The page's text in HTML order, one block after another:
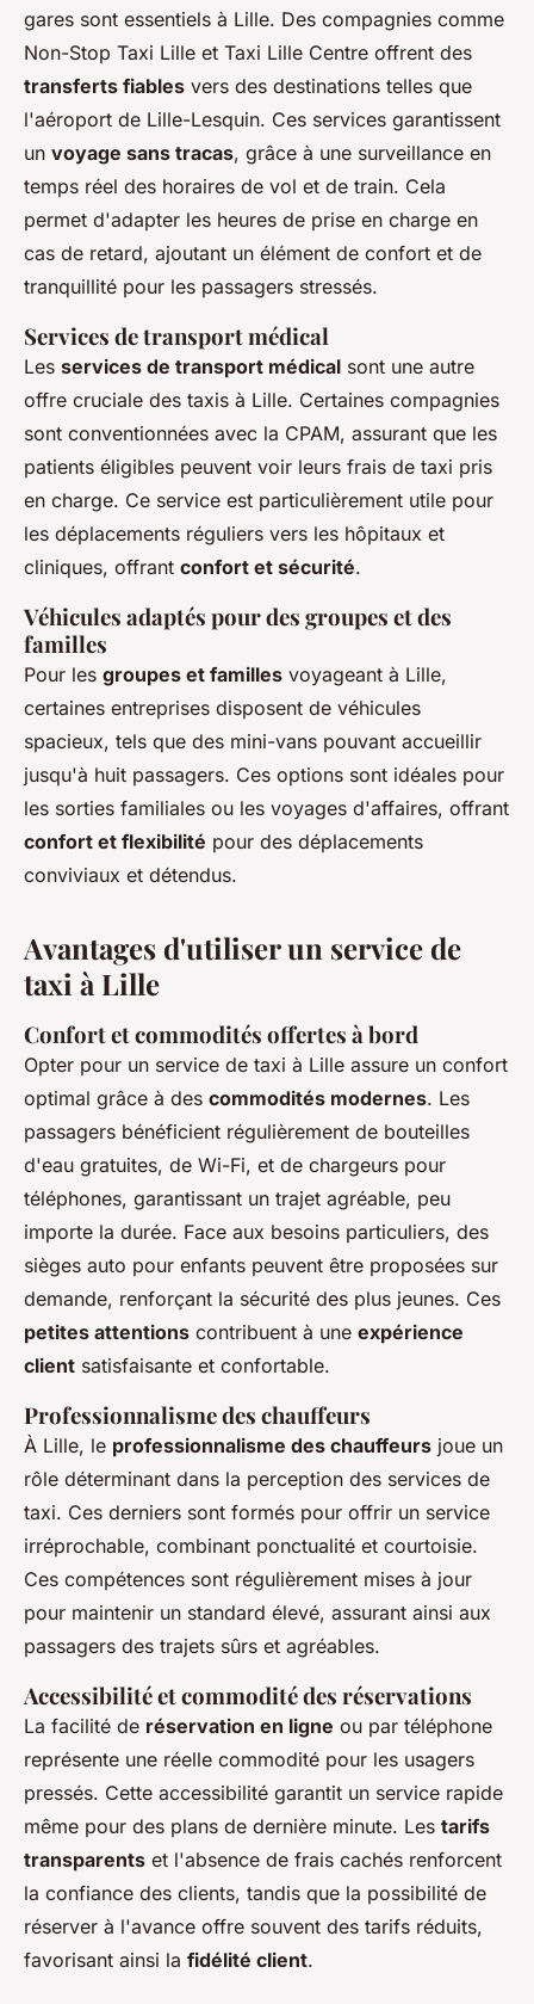
gares sont essentiels à Lille. Des compagnies comme
Non-Stop Taxi Lille et Taxi Lille Centre offrent des
transferts fiables vers des destinations telles que
l'aéroport de Lille-Lesquin. Ces services garantissent
un voyage sans tracas, grâce à une surveillance en
temps réel des horaires de vol et de train. Cela
permet d'adapter les heures de prise en charge en
cas de retard, ajoutant un élément de confort et de
tranquillité pour les passagers stressés.
Services de transport médical
Les services de transport médical sont une autre
offre cruciale des taxis à Lille. Certaines compagnies
sont conventionnées avec la CPAM, assurant que les
patients éligibles peuvent voir leurs frais de taxi pris
en charge. Ce service est particulièrement utile pour
les déplacements réguliers vers les hôpitaux et
cliniques, offrant confort et sécurité.
Véhicules adaptés pour des groupes et des
familles
Pour les groupes et familles voyageant à Lille,
certaines entreprises disposent de véhicules
spacieux, tels que des mini-vans pouvant accueillir
jusqu'à huit passagers. Ces options sont idéales pour
les sorties familiales ou les voyages d'affaires, offrant
confort et flexibilité pour des déplacements
conviviaux et détendus.
Avantages d'utiliser un service de
taxi à Lille
Confort et commodités offertes à bord
Opter pour un service de taxi à Lille assure un confort
optimal grâce à des commodités modernes. Les
passagers bénéficient régulièrement de bouteilles
d'eau gratuites, de Wi-Fi, et de chargeurs pour
téléphones, garantissant un trajet agréable, peu
importe la durée. Face aux besoins particuliers, des
sièges auto pour enfants peuvent être proposées sur
demande, renforçant la sécurité des plus jeunes. Ces
petites attentions contribuent à une expérience
client satisfaisante et confortable.
Professionnalisme des chauffeurs
À Lille, le professionnalisme des chauffeurs joue un
rôle déterminant dans la perception des services de
taxi. Ces derniers sont formés pour offrir un service
irréprochable, combinant ponctualité et courtoisie.
Ces compétences sont régulièrement mises à jour
pour maintenir un standard élevé, assurant ainsi aux
passagers des trajets sûrs et agréables.
Accessibilité et commodité des réservations
La facilité de réservation en ligne ou par téléphone
représente une réelle commodité pour les usagers
pressés. Cette accessibilité garantit un service rapide
même pour des plans de dernière minute. Les tarifs
transparents et l'absence de frais cachés renforcent
la confiance des clients, tandis que la possibilité de
réserver à l'avance offre souvent des tarifs réduits,
favorisant ainsi la fidélité client.